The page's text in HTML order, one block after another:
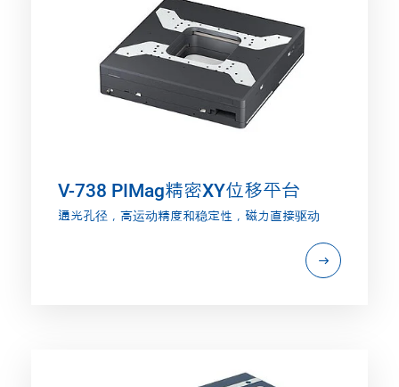
V-738 PIMag精密XY位移平台
通光孔径，高运动精度和稳定性，磁力直接驱动